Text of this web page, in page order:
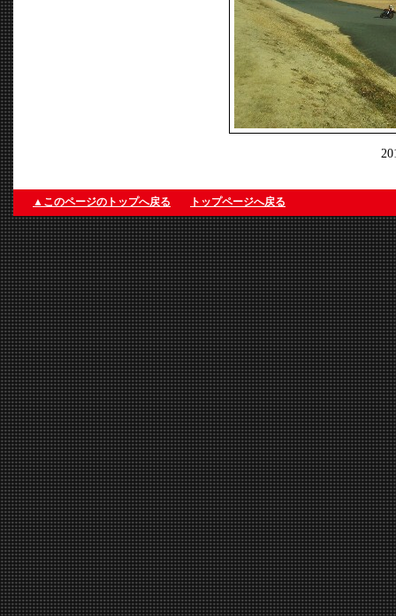
▲このページのトップへ戻る トップページへ戻る